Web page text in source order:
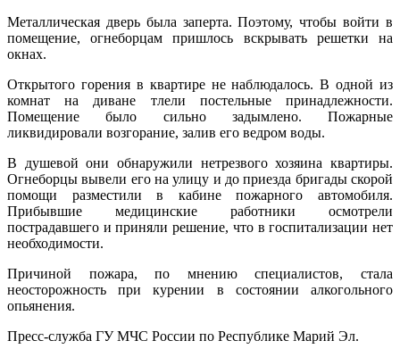
Металлическая дверь была заперта. Поэтому, чтобы войти в
помещение, огнеборцам пришлось вскрывать решетки на
окнах.
Открытого горения в квартире не наблюдалось. В одной из
комнат на диване тлели постельные принадлежности.
Помещение было сильно задымлено. Пожарные
ликвидировали возгорание, залив его ведром воды.
В душевой они обнаружили нетрезвого хозяина квартиры.
Огнеборцы вывели его на улицу и до приезда бригады скорой
помощи разместили в кабине пожарного автомобиля.
Прибывшие медицинские работники осмотрели
пострадавшего и приняли решение, что в госпитализации нет
необходимости.
Причиной пожара, по мнению специалистов, стала
неосторожность при курении в состоянии алкогольного
опьянения.
Пресс-служба ГУ МЧС России по Республике Марий Эл.